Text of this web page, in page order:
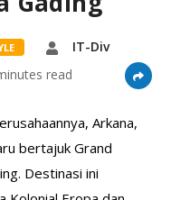
IT-Div
read
Arkana,
bertajuk Grand
Destinasi ini